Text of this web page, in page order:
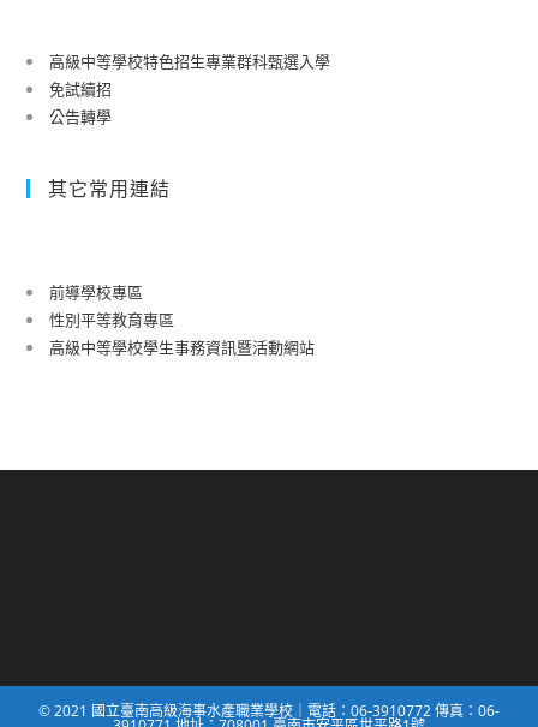
高級中等學校特色招生專業群科甄選入學
免試續招
公告轉學
其它常用連結
前導學校專區
性別平等教育專區
高級中等學校學生事務資訊暨活動網站
© 2021 國立臺南高級海事水產職業學校｜電話：06-3910772 傳真：06-